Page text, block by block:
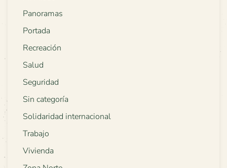
Panoramas
Portada
Recreación
Salud
Seguridad
Sin categoría
Solidaridad internacional
Trabajo
Vivienda